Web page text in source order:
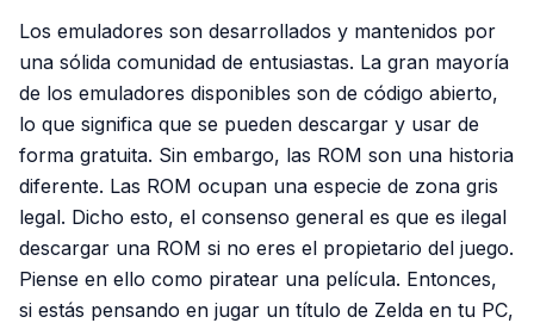
Los emuladores son desarrollados y mantenidos por
una sólida comunidad de entusiastas. La gran mayoría
de los emuladores disponibles son de código abierto,
lo que significa que se pueden descargar y usar de
forma gratuita. Sin embargo, las ROM son una historia
diferente. Las ROM ocupan una especie de zona gris
legal. Dicho esto, el consenso general es que es ilegal
descargar una ROM si no eres el propietario del juego.
Piense en ello como piratear una película. Entonces,
si estás pensando en jugar un título de Zelda en tu PC,